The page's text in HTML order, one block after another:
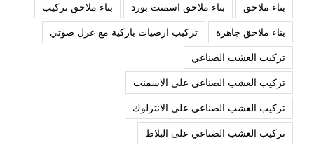
بناء ملاحق
بناء ملاحق اسمنت بورد
بناء ملاحق تركيب
بناء ملاحق جاهزة
تركيب ارضيات باركية مع عزل صوتي
تركيب العشب الصناعي
تركيب العشب الصناعي على الاسمنت
تركيب العشب الصناعي على الانترلوك
تركيب العشب الصناعي على البلاط